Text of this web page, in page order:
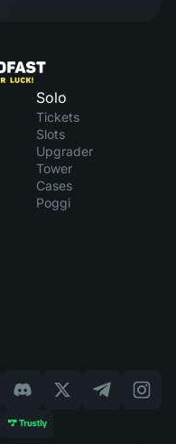
Solo
Tickets
Slots
Upgrader
Tower
Cases
Poggi